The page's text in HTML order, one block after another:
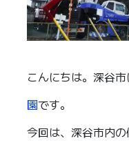
こんにちは。深谷
園です。
今回は、深谷市内